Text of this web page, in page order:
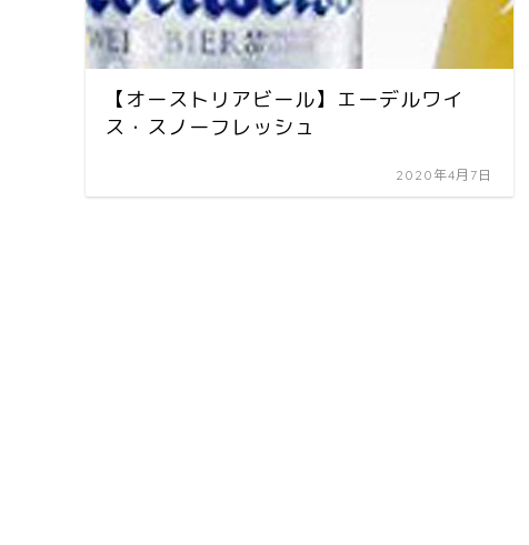
【オーストリアビール】エーデルワイ
ス・スノーフレッシュ
2020年4月7日